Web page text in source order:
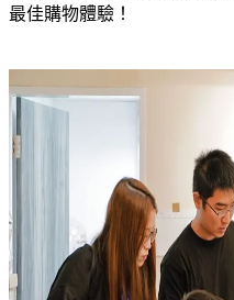
最佳購物體驗！